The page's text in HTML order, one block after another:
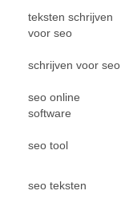
teksten schrijven
voor seo
schrijven voor seo
seo online
software
seo tool
seo teksten